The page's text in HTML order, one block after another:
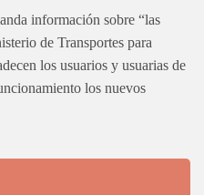
información sobre “las
de Transportes para
los usuarios y usuarias de
los nuevos